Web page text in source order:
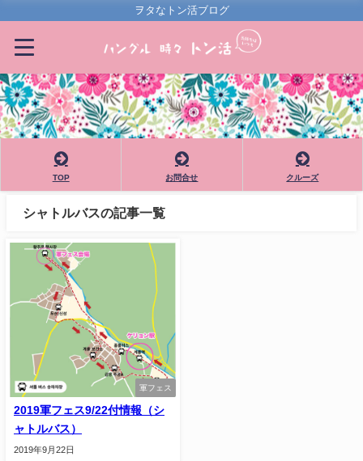
ヲタなトン活ブログ
TOP お問合せ クルーズ
シャトルバスの記事一覧
軍フェス
2019軍フェス9/22付情報（シ
ャトルバス）
2019年9月22日